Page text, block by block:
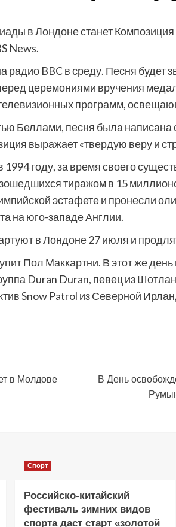
в Лондоне станет Композиция
News.
радио BBC в среду. Песня будет
церемониями вручения
программ,
Беллами, песня была
выражает «твердую веру и
году, за время своего
тиражом в 15
эстафете и пронесли
на юго-западе Англии.
в Лондоне 27 июля и
Пол Маккартни. В этот же
Duran Duran, певец из
Snow Patrol из Северной
в Молдове
В День
Спорт
Российско-китайский
фестиваль зимних видов
спорта даст старт «золотой